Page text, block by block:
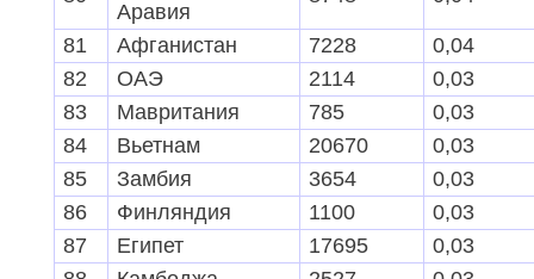
Всего 4769
Аравия
81 Афганистан 7228
0,04
82
ОАЭ 2114
0,03
83
Мавритания 785
0,03
84
Вьетнам 20670
0,03
85
Замбия 3654
0,03
86
Финляндия 1100
0,03
87
Египет 17695
0,03